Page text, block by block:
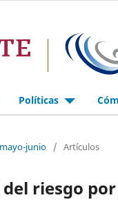
Políticas
junio / Artículos
riesgo